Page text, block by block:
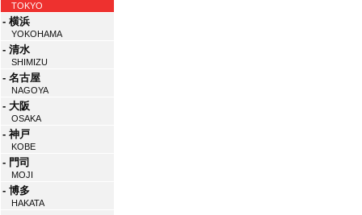
TOKYO
- 横浜
YOKOHAMA
- 清水
SHIMIZU
- 名古屋
NAGOYA
- 大阪
OSAKA
- 神戸
KOBE
- 門司
MOJI
- 博多
HAKATA